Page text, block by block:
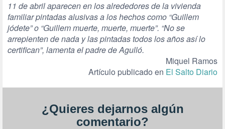
11 de abril aparecen en los alrededores de la vivienda
familiar pintadas alusivas a los hechos como “Guillem
jódete” o “Guillem muerte, muerte, muerte”. “No se
arrepienten de nada y las pintadas todos los años así lo
certifican”, lamenta el padre de Agulló.
Miquel Ramos
Artículo publicado en El Salto Diario
¿Quieres dejarnos algún
comentario?